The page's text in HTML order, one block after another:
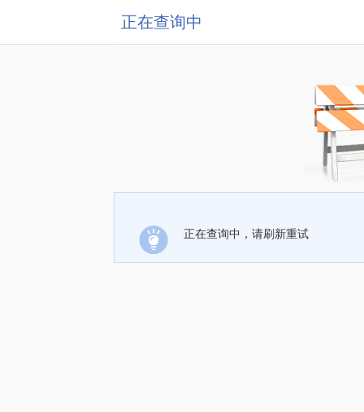
正在查询中
正在查询中，请刷新重试